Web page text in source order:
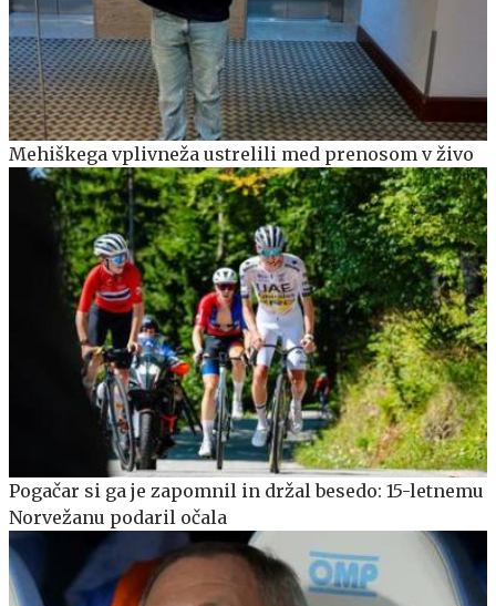
Mehiškega vplivneža ustrelili med prenosom v živo
Pogačar si ga je zapomnil in držal besedo: 15-letnemu
Norvežanu podaril očala